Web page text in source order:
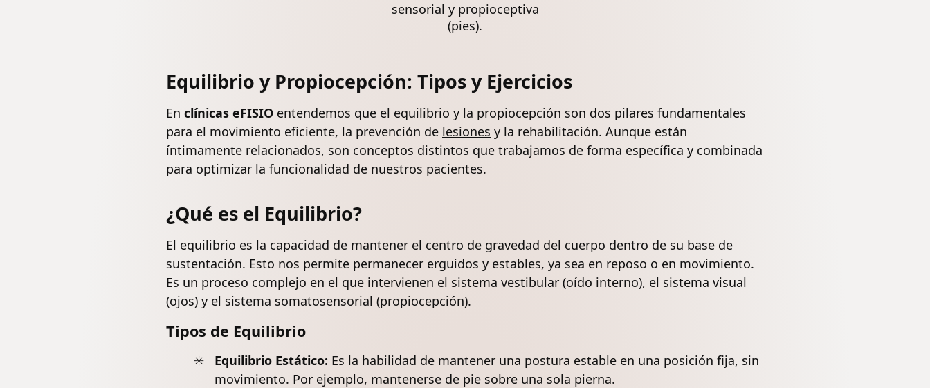
sensorial y propioceptiva
(pies).
Equilibrio y Propiocepción: Tipos y Ejercicios
En clínicas eFISIO entendemos que el equilibrio y la propiocepción son dos pilares fundamentales
para el movimiento eficiente, la prevención de lesiones y la rehabilitación. Aunque están
íntimamente relacionados, son conceptos distintos que trabajamos de forma específica y combinada
para optimizar la funcionalidad de nuestros pacientes.
¿Qué es el Equilibrio?
El equilibrio es la capacidad de mantener el centro de gravedad del cuerpo dentro de su base de
sustentación. Esto nos permite permanecer erguidos y estables, ya sea en reposo o en movimiento.
Es un proceso complejo en el que intervienen el sistema vestibular (oído interno), el sistema visual
(ojos) y el sistema somatosensorial (propiocepción).
Tipos de Equilibrio
Equilibrio Estático: Es la habilidad de mantener una postura estable en una posición fija, sin
movimiento. Por ejemplo, mantenerse de pie sobre una sola pierna.